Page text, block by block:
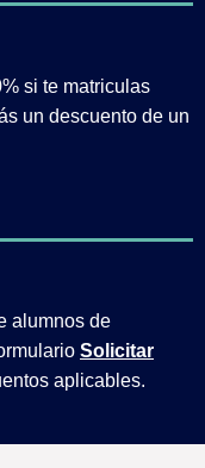
si te matriculas
un descuento de un
alumnos de
Solicitar
aplicables.